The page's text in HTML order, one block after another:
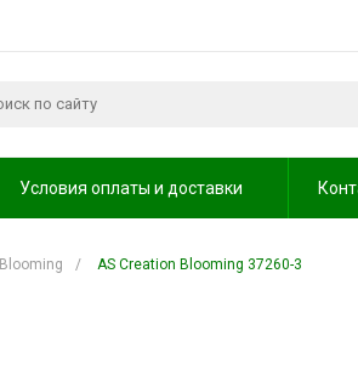
Условия оплаты и доставки
Blooming / AS Creation Blooming 37260-3